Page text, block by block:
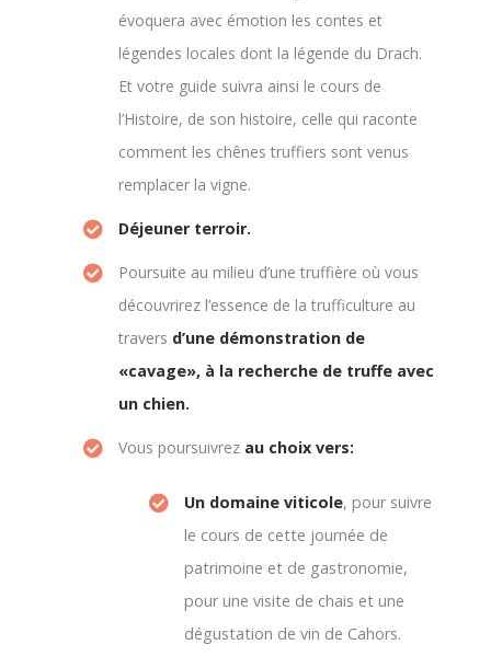
évoquera avec émotion les contes et
légendes locales dont la légende du Drach.
Et votre guide suivra ainsi le cours de
l’Histoire, de son histoire, celle qui raconte
comment les chênes truffiers sont venus
remplacer la vigne.
Déjeuner terroir.
Poursuite au milieu d’une truffière où vous
découvrirez l’essence de la trufficulture au
travers d’une démonstration de
«cavage», à la recherche de truffe avec
un chien.
Vous poursuivrez au choix vers:
Un domaine viticole, pour suivre
le cours de cette journée de
patrimoine et de gastronomie,
pour une visite de chais et une
dégustation de vin de Cahors.